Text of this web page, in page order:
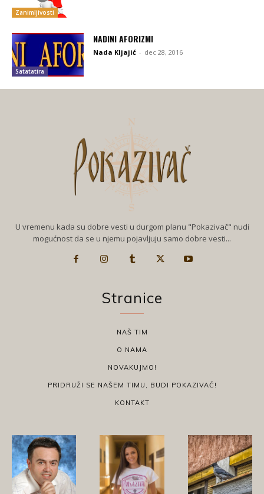
Zanimljivosti
Satatatira
NADINI AFORIZMI
Nada Kljajić - dec 28, 2016
U vremenu kada su dobre vesti u durgom planu "Pokazivač" nudi
mogućnost da se u njemu pojavljuju samo dobre vesti...
Stranice
NAŠ TIM
O NAMA
NOVAKUJMO!
PRIDRUŽI SE NAŠEM TIMU, BUDI POKAZIVAČ!
KONTAKT